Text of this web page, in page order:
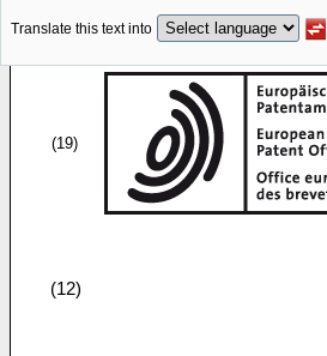
Translate this text into
(19)
(12)